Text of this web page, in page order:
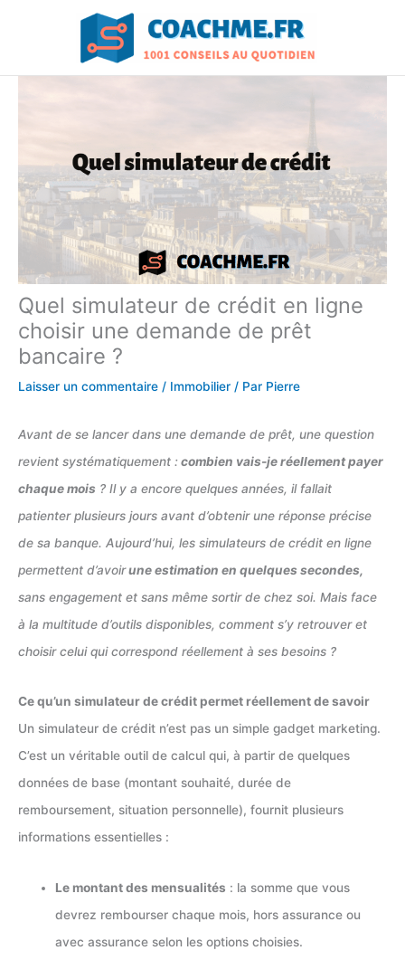
Quel simulateur de crédit en ligne
choisir une demande de prêt
bancaire ?
Laisser un commentaire / Immobilier / Par Pierre
Avant de se lancer dans une demande de prêt, une question
revient systématiquement :combien vais-je réellement payer
chaque mois ? Il y a encore quelques années, il fallait
patienter plusieurs jours avant d’obtenir une réponse précise
de sa banque. Aujourd’hui, les simulateurs de crédit en ligne
permettent d’avoirune estimation en quelques secondes,
sans engagement et sans même sortir de chez soi. Mais face
à la multitude d’outils disponibles, comment s’y retrouver et
choisir celui qui correspond réellement à ses besoins ?
Ce qu’un simulateur de crédit permet réellement de savoir
Un simulateur de crédit n’est pas un simple gadget marketing.
C’est un véritable outil de calcul qui, à partir de quelques
données de base (montant souhaité, durée de
remboursement, situation personnelle), fournit plusieurs
informations essentielles :
Le montant des mensualités : la somme que vous
devrez rembourser chaque mois, hors assurance ou
avec assurance selon les options choisies.